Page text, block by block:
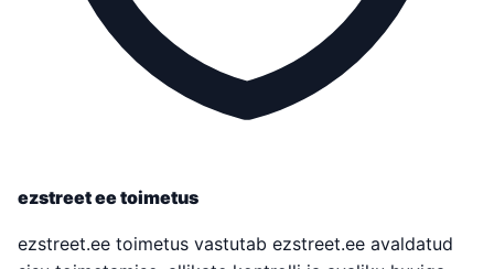
ezstreet ee toimetus
ezstreet.ee toimetus vastutab ezstreet.ee avaldatud